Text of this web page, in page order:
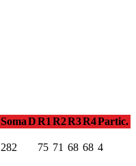
SomaDR1 R2R3R4Partic.
282 75 71 68 68 4